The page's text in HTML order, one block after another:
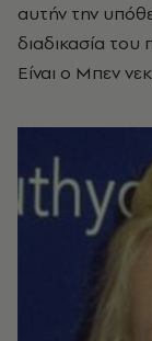
αυτήν την
διαδικασία
Είναι ο Μπεν